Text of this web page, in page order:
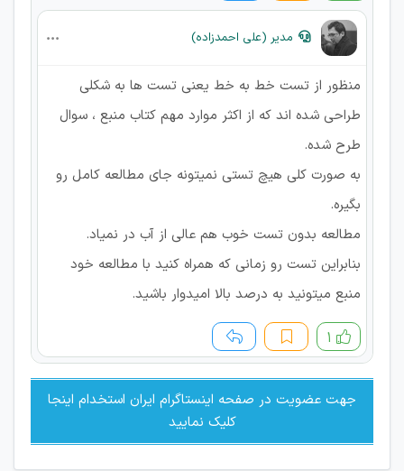
مدیر (علی احمدزاده)
منظور از تست خط به خط یعنی تست ها به شکلی
طراحی شده اند که از اکثر موارد مهم کتاب منبع ، سوال
طرح شده.
به صورت کلی هیچ تستی نمیتونه جای مطالعه کامل رو
بگیره.
مطالعه بدون تست خوب هم عالی از آب در نمیاد.
بنابراین تست رو زمانی که همراه کنید با مطالعه خود
منبع میتونید به درصد بالا امیدوار باشید.
۱
جهت عضویت در صفحه اینستاگرام ایران استخدام اینجا
کلیک نمایید